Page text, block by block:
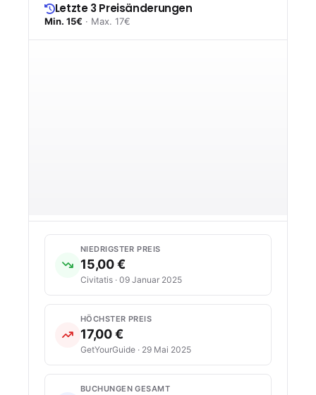
Letzte 3 Preisänderungen
Min. 15€ · Max. 17€
NIEDRIGSTER PREIS
15,00 €
Civitatis · 09 Januar 2025
HÖCHSTER PREIS
17,00 €
GetYourGuide · 29 Mai 2025
BUCHUNGEN GESAMT